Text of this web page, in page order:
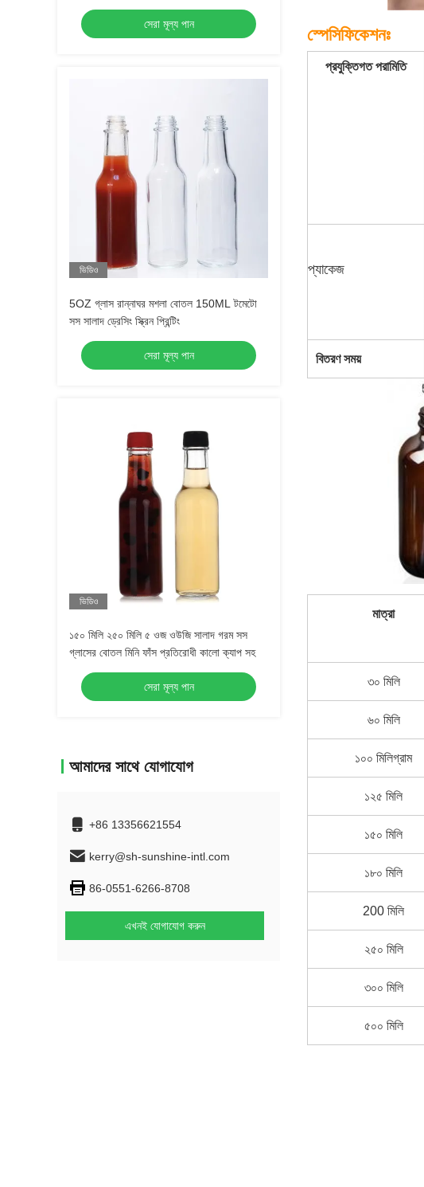
সেরা মূল্য পান
ভিডিও
5OZ গ্লাস রান্নাঘর মশলা বোতল 150ML টমেটো
সস সালাদ ড্রেসিং স্ক্রিন প্রিন্টিং
সেরা মূল্য পান
ভিডিও
১৫০ মিলি ২৫০ মিলি ৫ ওজ ওউজি সালাদ গরম সস
গ্লাসের বোতল মিনি ফাঁস প্রতিরোধী কালো ক্যাপ সহ
সেরা মূল্য পান
আমাদের সাথে যোগাযোগ
+86 13356621554
kerry@sh-sunshine-intl.com
86-0551-6266-8708
এখনই যোগাযোগ করুন
স্পেসিফিকেশনঃ
প্রযুক্তিগত পরামিতি
প্যাকেজ
বিতরণ সময়
মাত্রা
৩০ মিলি
৬০ মিলি
১০০ মিলিগ্রাম
১২৫ মিলি
১৫০ মিলি
১৮০ মিলি
200 মিলি
২৫০ মিলি
৩০০ মিলি
৫০০ মিলি